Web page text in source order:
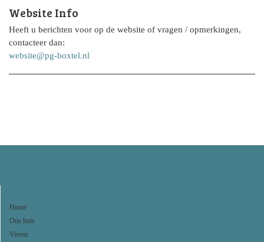
Website Info
Heeft u berichten voor op de website of vragen / opmerkingen,
contacteer dan:
website@pg-boxtel.nl
Home
Ons huis
Vieren